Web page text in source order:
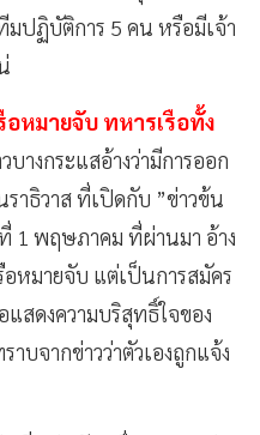
ปฏิบัติการ 5 คน หรือมีเจ้า
อหมายจับ ทหารเรือทั้ง
บางกระแสอ้างว่ามีการออก
ราธิวาส ที่เปิดกับ ”ข่าวข้น
1 พฤษภาคม ที่ผ่านมา อ้าง
อหมายจับ แต่เป็นการสมัคร
สดงความบริสุทธิ์ใจของ
าบจากข่าวว่าตัวเองถูกแจ้ง